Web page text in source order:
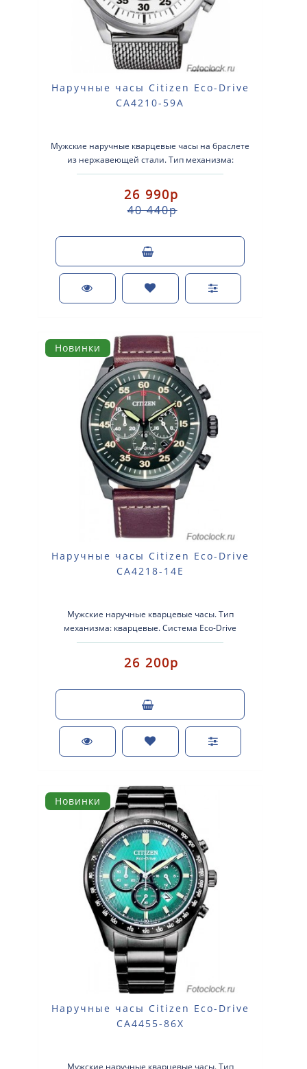
Наручные часы Citizen Eco-Drive
CA4210-59A
Мужские наручные кварцевые часы на браслете
из нержавеющей стали. Тип механизма:
кварцевые. Система Eco-Drive (аккумулятор с п..
26 990р
40 440р
Новинки
Наручные часы Citizen Eco-Drive
CA4218-14E
Мужские наручные кварцевые часы. Тип
механизма: кварцевые. Система Eco-Drive
(аккумулятор с питанием от световой энергии..
26 200р
Новинки
Наручные часы Citizen Eco-Drive
CA4455-86X